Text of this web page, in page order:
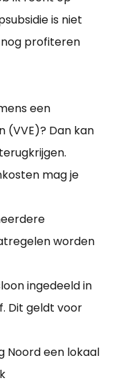
is niet
profiteren
een
(VVE)? Dan kan
mag je
worden
ingedeeld in
Dit geldt voor
Noord een lokaal